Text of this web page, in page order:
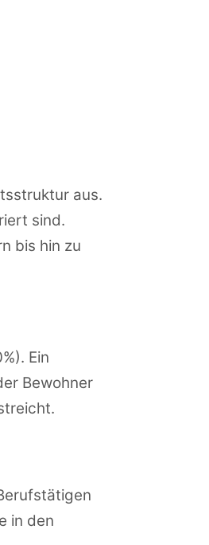
aus.
sind.
bis hin zu
Ein
Bewohner
in den